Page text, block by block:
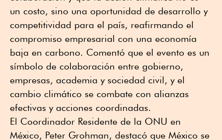
un costo, sino una oportunidad de desarrollo y
competitividad para el país, reafirmando el
compromiso empresarial con una economía
baja en carbono. Comentó que el evento es un
símbolo de colaboración entre gobierno,
empresas, academia y sociedad civil, y el
cambio climático se combate con alianzas
efectivas y acciones coordinadas.
El Coordinador Residente de la ONU en
México, Peter Grohman, destacó que México se